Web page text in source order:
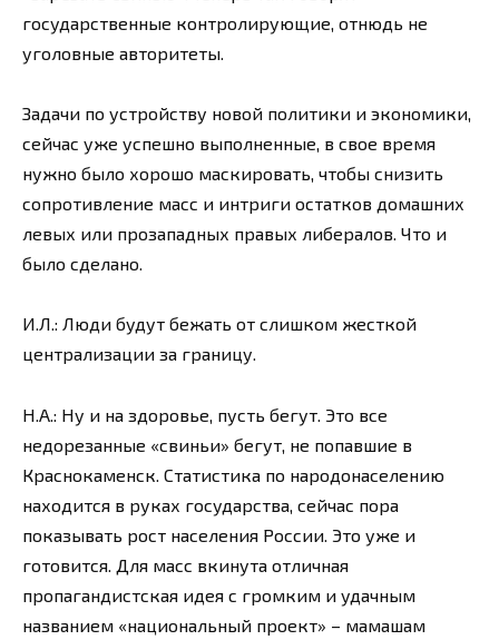
государственные контролирующие, отнюдь не
уголовные авторитеты.
Задачи по устройству новой политики и экономики,
сейчас уже успешно выполненные, в свое время
нужно было хорошо маскировать, чтобы снизить
сопротивление масс и интриги остатков домашних
левых или прозападных правых либералов. Что и
было сделано.
И.Л.: Люди будут бежать от слишком жесткой
централизации за границу.
Н.А.: Ну и на здоровье, пусть бегут. Это все
недорезанные «свиньи» бегут, не попавшие в
Краснокаменск. Статистика по народонаселению
находится в руках государства, сейчас пора
показывать рост населения России. Это уже и
готовится. Для масс вкинута отличная
пропагандистская идея с громким и удачным
названием «национальный проект» – мамашам